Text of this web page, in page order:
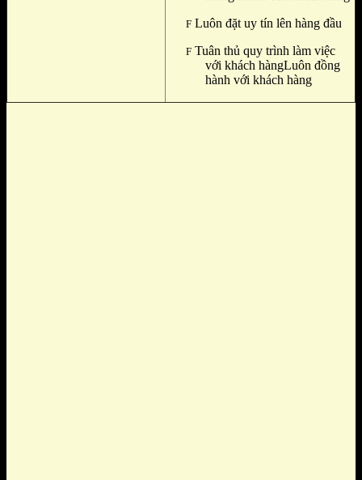
F Luôn đặt uy tín lên hàng đầu
F Tuân thủ quy trình làm việc
với khách hàngLuôn đồng
hành với khách hàng